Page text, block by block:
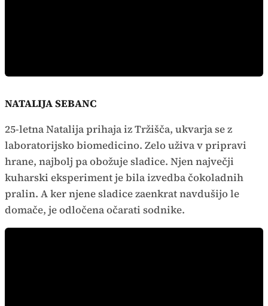
NATALIJA SEBANC
25-letna Natalija prihaja iz Tržišča, ukvarja se z
laboratorijsko biomedicino. Zelo uživa v pripravi
hrane, najbolj pa obožuje sladice. Njen največji
kuharski eksperiment je bila izvedba čokoladnih
pralin. A ker njene sladice zaenkrat navdušijo le
domače, je odločena očarati sodnike.